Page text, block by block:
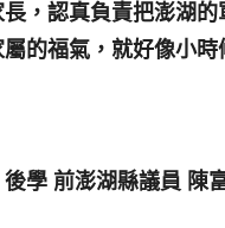
，認真負責把澎湖
的福氣，就好像小
員 陳富厚